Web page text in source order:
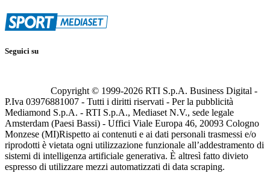
Seguici su
Copyright © 1999-2026 RTI S.p.A. Business Digital -
P.Iva 03976881007 - Tutti i diritti riservati - Per la pubblicità
Mediamond S.p.A. - RTI S.p.A., Mediaset N.V., sede legale
Amsterdam (Paesi Bassi) - Uffici Viale Europa 46, 20093 Cologno
Monzese (MI)Rispetto ai contenuti e ai dati personali trasmessi e/o
riprodotti è vietata ogni utilizzazione funzionale all’addestramento di
sistemi di intelligenza artificiale generativa. È altresì fatto divieto
espresso di utilizzare mezzi automatizzati di data scraping.